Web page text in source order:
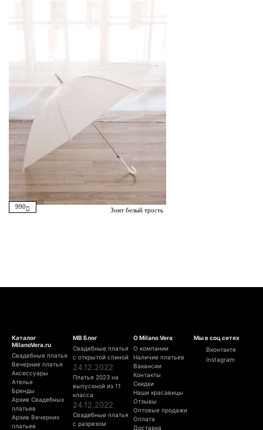
990 Зонт белый трость
Каталог
MilanoVera.ru
Свадебные платья
Вечерние платья
Аксессуары
Ателье
Бренды
Архив Свадебных
платьев
Архив Вечерних
платьев
МВ Блог
Свадебные платья
с открытой спиной
24.12.2022
Платья 2023 на
выпускной из 11
класса
24.12.2022
Свадебные платья
с разрезом
О Milano Vera
О компании
Наличие платьев
Вакансии
Контакты
Скидки
Наши красавицы
Отзывы
Оптовые продажи
Оплата
Доставка
Мы в соц сетях
Вконтакте
Instagram